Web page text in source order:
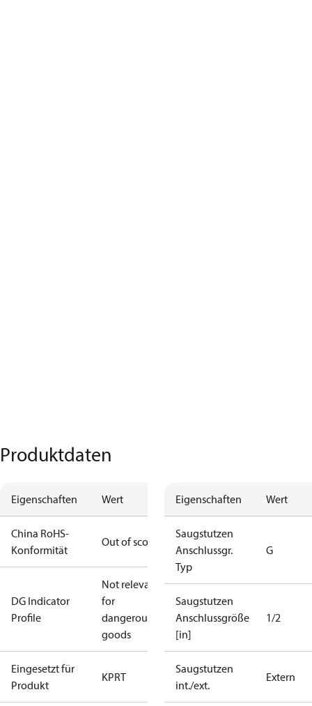
Produktdaten
Eigenschaften Wert
China RoHS-
Konformität
Out of scope
DG Indicator
Profile
Not relevant
for
dangerous
goods
Eingesetzt für
Produkt
KPRT
Eigenschaften Wert
Saugstutzen
Anschlussgr.
Typ
G
Saugstutzen
Anschlussgröße
[in]
1/2
Saugstutzen
int./ext.
Extern